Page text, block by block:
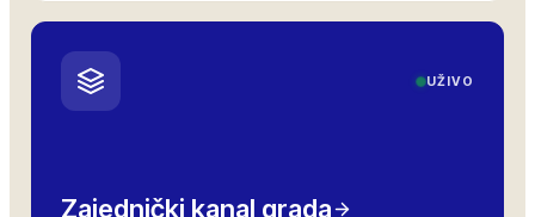
UŽIVO
Zajednički kanal grada